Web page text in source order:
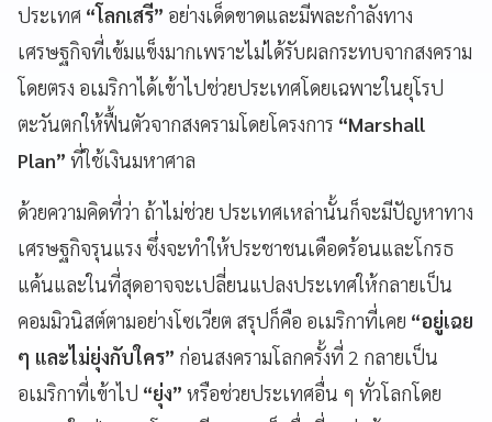
ประเทศ “โลกเสรี” อย่างเด็ดขาดและมีพละกำลังทาง
เศรษฐกิจที่เข้มแข็งมากเพราะไม่ได้รับผลกระทบจากสงคราม
โดยตรง อเมริกาได้เข้าไปช่วยประเทศโดยเฉพาะในยุโรป
ตะวันตกให้ฟื้นตัวจากสงครามโดยโครงการ “Marshall
Plan” ที่ใช้เงินมหาศาล
ด้วยความคิดที่ว่า ถ้าไม่ช่วย ประเทศเหล่านั้นก็จะมีปัญหาทาง
เศรษฐกิจรุนแรง ซึ่งจะทำให้ประชาชนเดือดร้อนและโกรธ
แค้นและในที่สุดอาจจะเปลี่ยนแปลงประเทศให้กลายเป็น
คอมมิวนิสต์ตามอย่างโซเวียต สรุปก็คือ อเมริกาที่เคย “อยู่เฉย
ๆ และไม่ยุ่งกับใคร” ก่อนสงครามโลกครั้งที่ 2 กลายเป็น
อเมริกาที่เข้าไป “ยุ่ง” หรือช่วยประเทศอื่น ๆ ทั่วโลกโดย